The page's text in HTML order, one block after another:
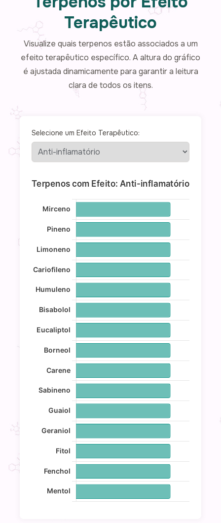
Terapêutico
Visualize quais terpenos estão associados a um
efeito terapêutico específico. A altura do gráfico
é ajustada dinamicamente para garantir a leitura
clara de todos os itens.
Selecione um Efeito Terapêutico: